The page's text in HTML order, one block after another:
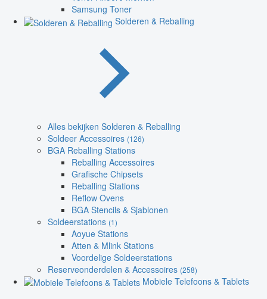
Samsung Toner
Solderen & Reballing
Alles bekijken Solderen & Reballing
Soldeer Accessoires (126)
BGA Reballing Stations
Reballing Accessoires
Grafische Chipsets
Reballing Stations
Reflow Ovens
BGA Stencils & Sjablonen
Soldeerstations (1)
Aoyue Stations
Atten & Mlink Stations
Voordelige Soldeerstations
Reserveonderdelen & Accessoires (258)
Mobiele Telefoons & Tablets